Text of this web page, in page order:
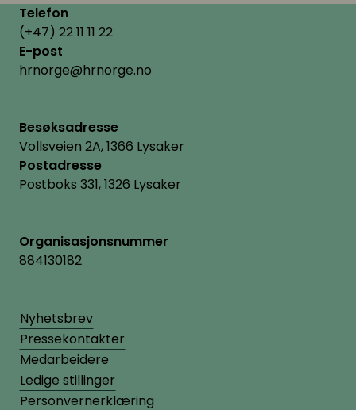
Telefon
(+47) 22 11 11 22
E-post
hrnorge@hrnorge.no
Besøksadresse
Vollsveien 2A, 1366 Lysaker
Postadresse
Postboks 331, 1326 Lysaker
Organisasjonsnummer
884130182
Nyhetsbrev
Pressekontakter
Medarbeidere
Ledige stillinger
Personvernerklæring